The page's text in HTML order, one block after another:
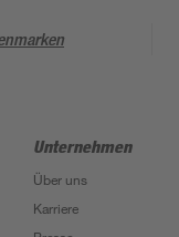
Unternehmen
Über uns
Karriere